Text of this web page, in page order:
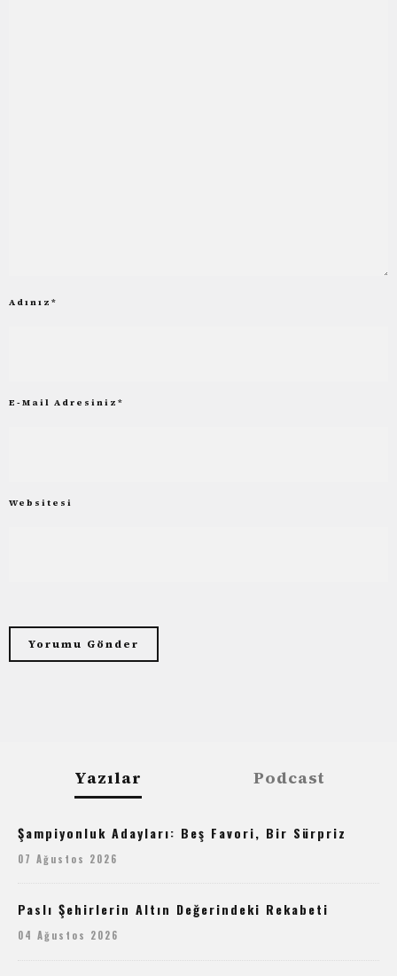
Adınız *
E-Mail Adresiniz *
Websitesi
Yazılar Podcast
Şampiyonluk Adayları: Beş Favori, Bir Sürpriz
07 Ağustos 2026
Paslı Şehirlerin Altın Değerindeki Rekabeti
04 Ağustos 2026